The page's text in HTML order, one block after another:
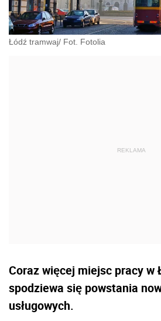
Łódź tramwaj/ Fot. Fotolia
Coraz więcej miejsc pracy w
spodziewa się powstania
usługowych.